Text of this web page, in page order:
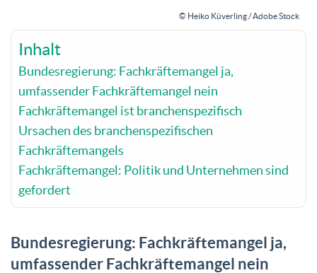
© Heiko Küverling / Adobe Stock
Inhalt
Bundesregierung: Fachkräftemangel ja,
umfassender Fachkräftemangel nein
Fachkräftemangel ist branchenspezifisch
Ursachen des branchenspezifischen
Fachkräftemangels
Fachkräftemangel: Politik und Unternehmen sind
gefordert
Bundesregierung: Fachkräftemangel ja,
umfassender Fachkräftemangel nein